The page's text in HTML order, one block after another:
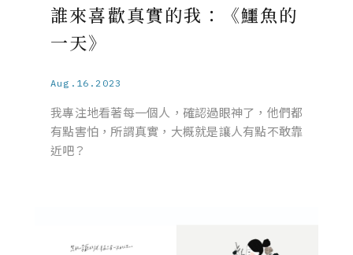
誰來喜歡真實的我：《鱷魚的
一天》
Aug.16.2023
我專注地看著每一個人，確認過眼神了，他們都
有點害怕，所謂真實，大概就是讓人有點不敢靠
近吧？